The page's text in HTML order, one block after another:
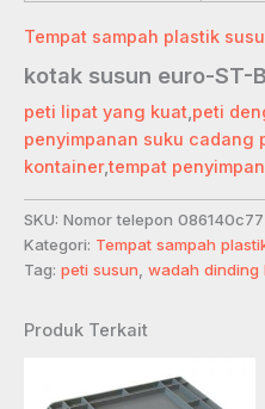
Tempat sampah plastik
kotak susun euro-ST-B
peti lipat yang kuat,peti
penyimpanan suku cadang
kontainer,tempat
SKU: Nomor telepon
Kategori: Tempat sampah
Tag: peti susun wadah dinding
Produk Terkait